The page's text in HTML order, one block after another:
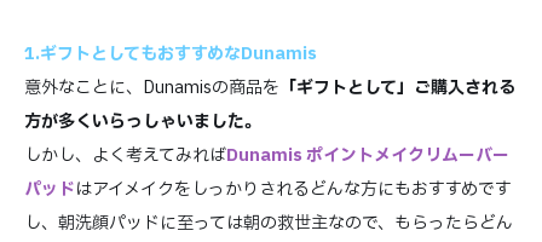
1.ギフトとしてもおすすめなDunamis
意外なことに、Dunamisの商品を 「ギフトとして」ご購入される
方が多くいらっしゃいました。
しかし、よく考えてみればDunamis ポイントメイクリムーバー
パッドはアイメイクをしっかりされるどんな方にもおすすめです
し、朝洗顔パッドに至っては朝の救世主なので、もらったらどん